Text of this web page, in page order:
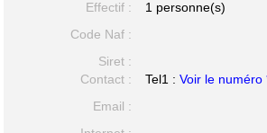
Effectif :
1 personne(s)
Code Naf :
Siret :
Contact :
Tel1 :Voir le numéro
Email :